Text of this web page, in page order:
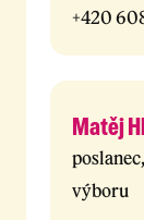
+420
Matěj
výboru